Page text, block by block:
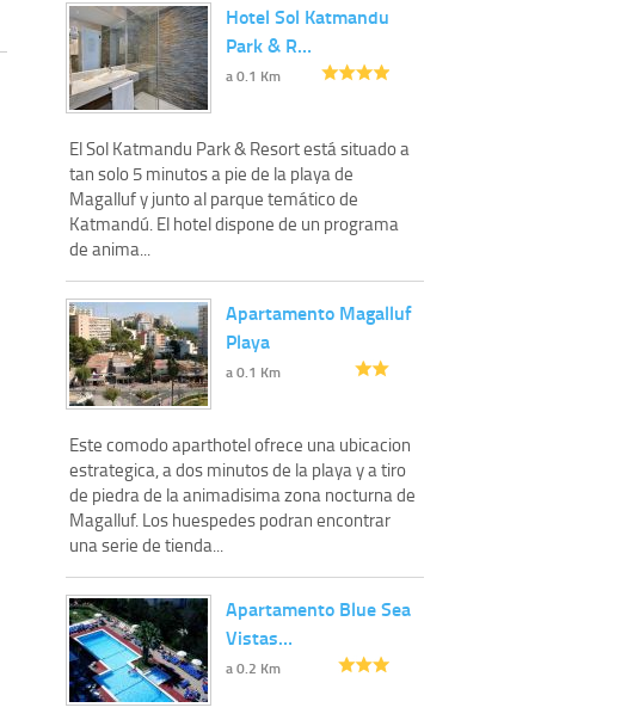
Hotel Sol Katmandu
Park & R…
a 0.1 Km
El Sol Katmandu Park & Resort está situado a
tan solo 5 minutos a pie de la playa de
Magalluf y junto al parque temático de
Katmandú. El hotel dispone de un programa
de anima...
Apartamento Magalluf
Playa
a 0.1 Km
Este comodo aparthotel ofrece una ubicacion
estrategica, a dos minutos de la playa y a tiro
de piedra de la animadisima zona nocturna de
Magalluf. Los huespedes podran encontrar
una serie de tienda...
Apartamento Blue Sea
Vistas…
a 0.2 Km